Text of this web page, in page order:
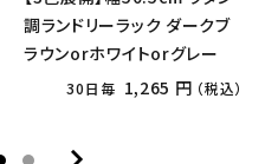
調ランドリーラック ダークブ
ラウンorホワイトorグレー
30日毎 1,265 円 （税込）